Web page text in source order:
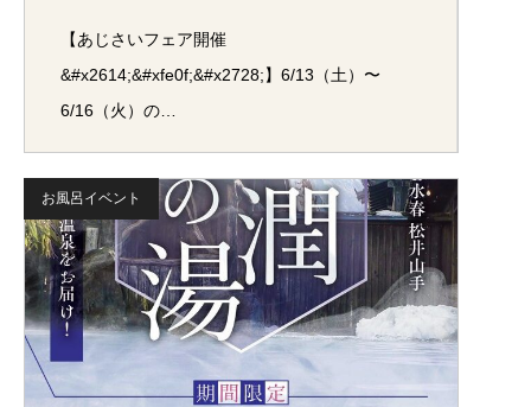
【あじさいフェア開催
&#x2614;&#xfe0f;&#x2728;】6/13（土）〜
6/16（火）の…
お風呂イベント